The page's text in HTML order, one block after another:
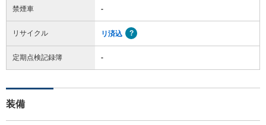
禁煙車 -
リサイクル リ済込
定期点検記録簿 -
装備